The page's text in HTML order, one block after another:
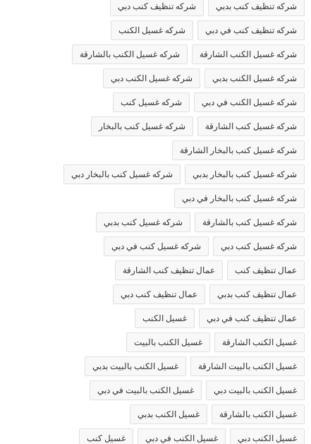
شركه تنظيف كنب بدبي شركه تنظيف كنب دبي
شركه تنظيف كنب في دبي شركه غسيل الكنب
شركه غسيل الكنب الشارقة شركه غسيل الكنب بالشارقة
شركه غسيل الكنب بدبي شركه غسيل الكنب دبي
شركه غسيل الكنب في دبي شركه غسيل كنب
شركه غسيل كنب الشارقة شركه غسيل كنب بالبخار
شركه غسيل كنب بالبخار الشارقة
شركه غسيل كنب بالبخار بدبي شركه غسيل كنب بالبخار دبي
شركه غسيل كنب بالبخار في دبي
شركه غسيل كنب بالشارقة شركه غسيل كنب بدبي
شركه غسيل كنب دبي شركه غسيل كنب في دبي
عمال تنظيف كنب عمال تنظيف كنب الشارقة
عمال تنظيف كنب بدبي عمال تنظيف كنب دبي
عمال تنظيف كنب في دبي غسيل الكنب
غسيل الكنب الشارقة غسيل الكنب بالبيت
غسيل الكنب بالبيت الشارقة غسيل الكنب بالبيت بدبي
غسيل الكنب بالبيت دبي غسيل الكنب بالبيت في دبي
غسيل الكنب بالشارقة غسيل الكنب بدبي
غسيل الكنب دبي غسيل الكنب في دبي غسيل كنب